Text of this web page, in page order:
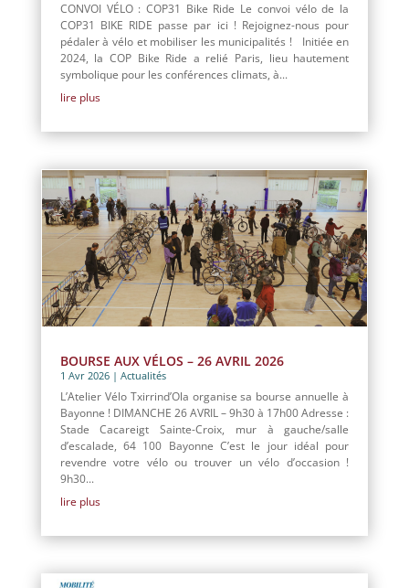
CONVOI VÉLO : COP31 Bike Ride Le convoi vélo de la
COP31 BIKE RIDE passe par ici ! Rejoignez-nous pour
pédaler à vélo et mobiliser les municipalités ! Initiée en
2024, la COP Bike Ride a relié Paris, lieu hautement
symbolique pour les conférences climats, à...
lire plus
BOURSE AUX VÉLOS – 26 AVRIL 2026
1 Avr 2026| Actualités
L’Atelier Vélo Txirrind’Ola organise sa bourse annuelle à
Bayonne ! DIMANCHE 26 AVRIL – 9h30 à 17h00 Adresse :
Stade Cacareigt Sainte-Croix, mur à gauche/salle
d’escalade, 64 100 Bayonne C’est le jour idéal pour
revendre votre vélo ou trouver un vélo d’occasion !
9h30...
lire plus